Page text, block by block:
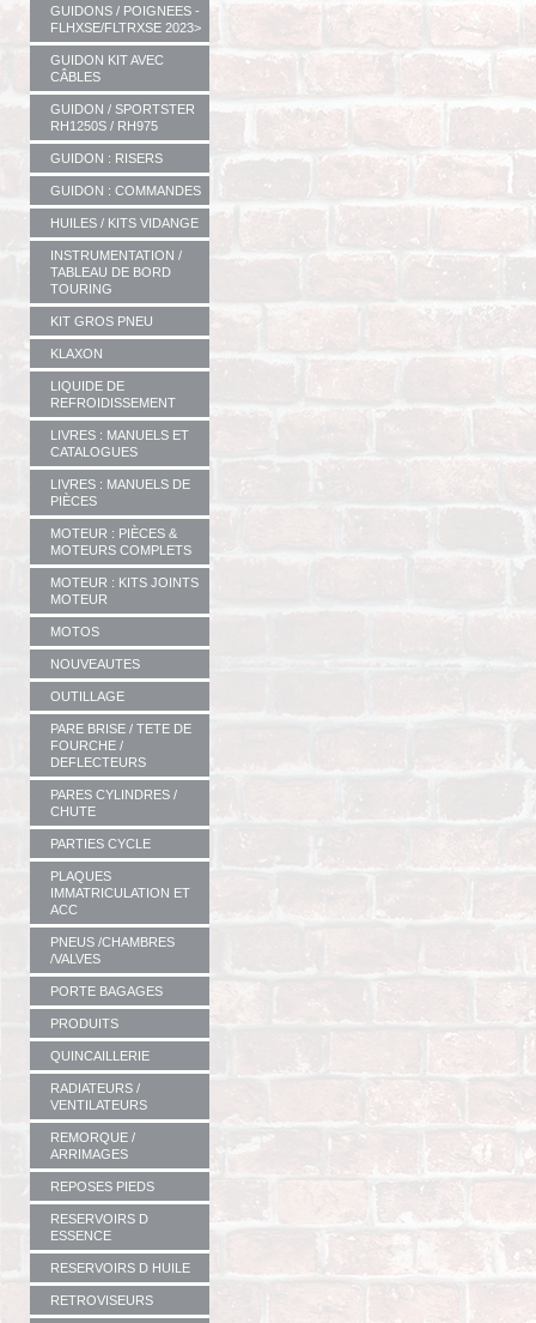
GUIDONS / POIGNEES -
FLHXSE/FLTRXSE 2023>
GUIDON KIT AVEC
CÂBLES
GUIDON / SPORTSTER
RH1250S / RH975
GUIDON : RISERS
GUIDON : COMMANDES
HUILES / KITS VIDANGE
INSTRUMENTATION /
TABLEAU DE BORD
TOURING
KIT GROS PNEU
KLAXON
LIQUIDE DE
REFROIDISSEMENT
LIVRES : MANUELS ET
CATALOGUES
LIVRES : MANUELS DE
PIÈCES
MOTEUR : PIÈCES &
MOTEURS COMPLETS
MOTEUR : KITS JOINTS
MOTEUR
MOTOS
NOUVEAUTES
OUTILLAGE
PARE BRISE / TETE DE
FOURCHE /
DEFLECTEURS
PARES CYLINDRES /
CHUTE
PARTIES CYCLE
PLAQUES
IMMATRICULATION ET
ACC
PNEUS /CHAMBRES
/VALVES
PORTE BAGAGES
PRODUITS
QUINCAILLERIE
RADIATEURS /
VENTILATEURS
REMORQUE /
ARRIMAGES
REPOSES PIEDS
RESERVOIRS D
ESSENCE
RESERVOIRS D HUILE
RETROVISEURS